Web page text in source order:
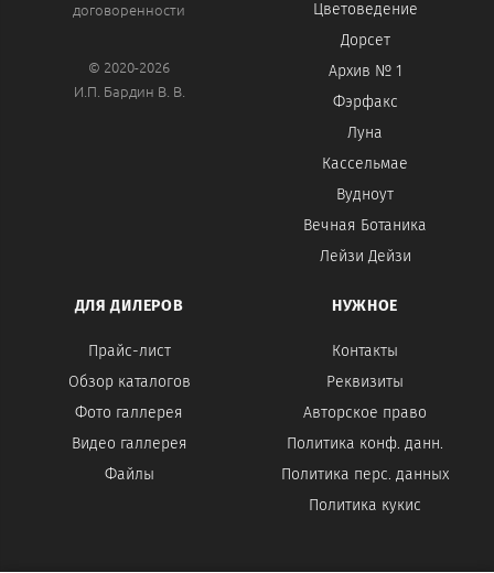
договоренности
© 2020-2026
И.П. Бардин В. В.
Цветоведение
Дорсет
Архив № 1
Фэрфакс
Луна
Кассельмае
Вудноут
Вечная Ботаника
Лейзи Дейзи
ДЛЯ ДИЛЕРОВ
Прайс-лист
Обзор каталогов
Фото галлерея
Видео галлерея
Файлы
НУЖНОЕ
Контакты
Реквизиты
Авторское право
Политика конф. данн.
Политика перс. данных
Политика кукис